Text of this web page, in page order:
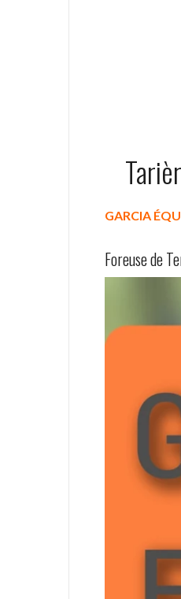
GARCIA
Foreuse de